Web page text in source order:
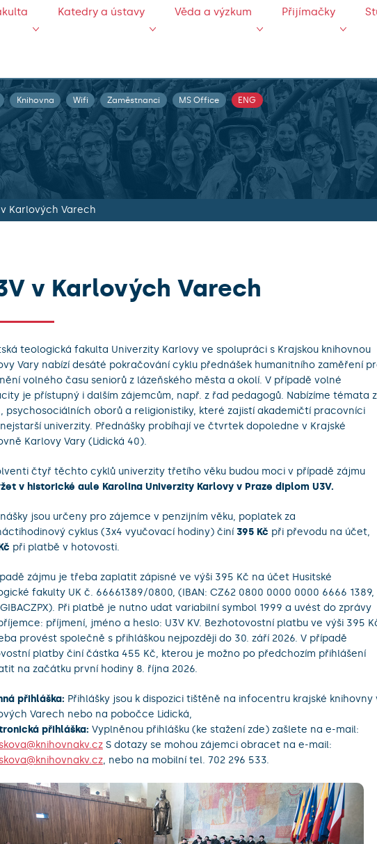
Katedry a ústavy Věda a výzkum Přijímačky
Knihovna Wifi Zaměstnanci MS Office ENG
v Karlových Varech
v Karlových Varech
teologická fakulta Univerzity Karlovy ve spolupráci s Krajskou knihovnou
Vary nabízí desáté pokračování cyklu přednášek humanitního zaměření
volného času seniorů z lázeňského města a okolí. V případě volné
je přístupný i dalším zájemcům, např. z řad pedagogů. Nabízíme témata z
psychosociálních oborů a religionistiky, které zajistí akademičtí pracovníci
univerzity. Přednášky probíhají ve čtvrtek dopoledne v Krajské
Karlovy Vary (Lidická 40).
čtyř těchto cyklů univerzity třetího věku budou moci v případě zájmu
v historické aule Karolina Univerzity Karlovy v Praze diplom U3V.
jsou určeny pro zájemce v penzijním věku, poplatek za
cyklus (3x4 vyučovací hodiny) činí 395 Kč při převodu na účet,
při platbě v hotovosti.
zájmu je třeba zaplatit zápisné ve výši 395 Kč na účet Husitské
fakulty UK č. 66661389/0800, (IBAN: CZ62 0800 0000 0000 6666 1389,
Při platbě je nutno udat variabilní symbol 1999 a uvést do zprávy
příjmení, jméno a heslo: U3V KV. Bezhotovostní platbu ve výši 395
provést společně s přihláškou nejpozději do 30. září 2026. V případě
platby činí částka 455 Kč, kterou je možno po předchozím přihlášení
na začátku první hodiny 8. října 2026.
přihláška: Přihlášky jsou k dispozici tištěně na infocentru krajské knihovny
Varech nebo na pobočce Lidická,
přihláška: Vyplněnou přihlášku (ke stažení zde) zašlete na e-mail:
S dotazy se mohou zájemci obracet na e-mail:
, nebo na mobilní tel. 702 296 533.